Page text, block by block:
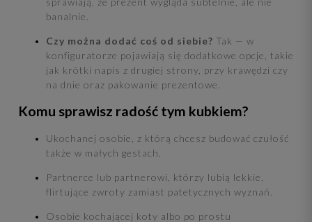
banalnie.
Czy można dodać coś od siebie? Tak — w
konfiguratorze pojawiają się dodatkowe opcje, takie
jak krótki napis z drugiej strony, przy krawędzi czy
na dnie oraz pakowanie prezentowe.
Komu sprawisz radość tym kubkiem?
Ukochanej osobie, z którą chcesz budować czułość
także w małych gestach.
Partnerce lub partnerowi, którzy lubią lekkie,
flirtujące zwroty zamiast patetycznych wyznań.
Osobie kochającej koty albo po prostu